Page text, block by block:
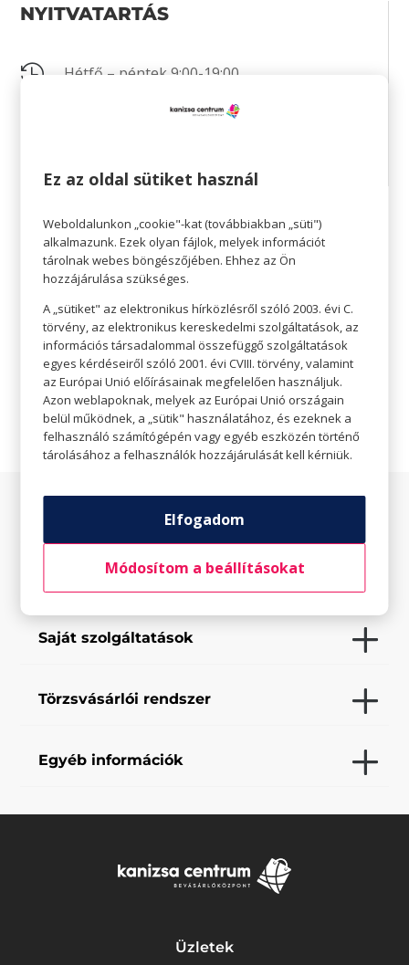
NYITVATARTÁS
 Hétfő – péntek 9:00-19:00
Szombat 9:00-19:00
KAPCSOLAT
 +36 1 481 3693
 Nincs megadva
 Weboldal
Elfogadott fizetési eszközök
Saját szolgáltatások
Törzsvásárlói rendszer
Egyéb információk
Üzletek
Ez az oldal sütiket használ
Weboldalunkon „cookie"-kat (továbbiakban „süti")
alkalmazunk. Ezek olyan fájlok, melyek információt
tárolnak webes böngészőjében. Ehhez az Ön
hozzájárulása szükséges.
A „sütiket" az elektronikus hírközlésről szóló 2003. évi C.
törvény, az elektronikus kereskedelmi szolgáltatások, az
információs társadalommal összefüggő szolgáltatások
egyes kérdéseiről szóló 2001. évi CVIII. törvény, valamint
az Európai Unió előírásainak megfelelően használjuk.
Azon weblapoknak, melyek az Európai Unió országain
belül működnek, a „sütik" használatához, és ezeknek a
felhasználó számítógépén vagy egyéb eszközén történő
tárolásához a felhasználók hozzájárulását kell kérniük.
Elfogadom
Módosítom a beállításokat